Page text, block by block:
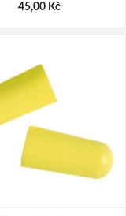
45,00 Kč